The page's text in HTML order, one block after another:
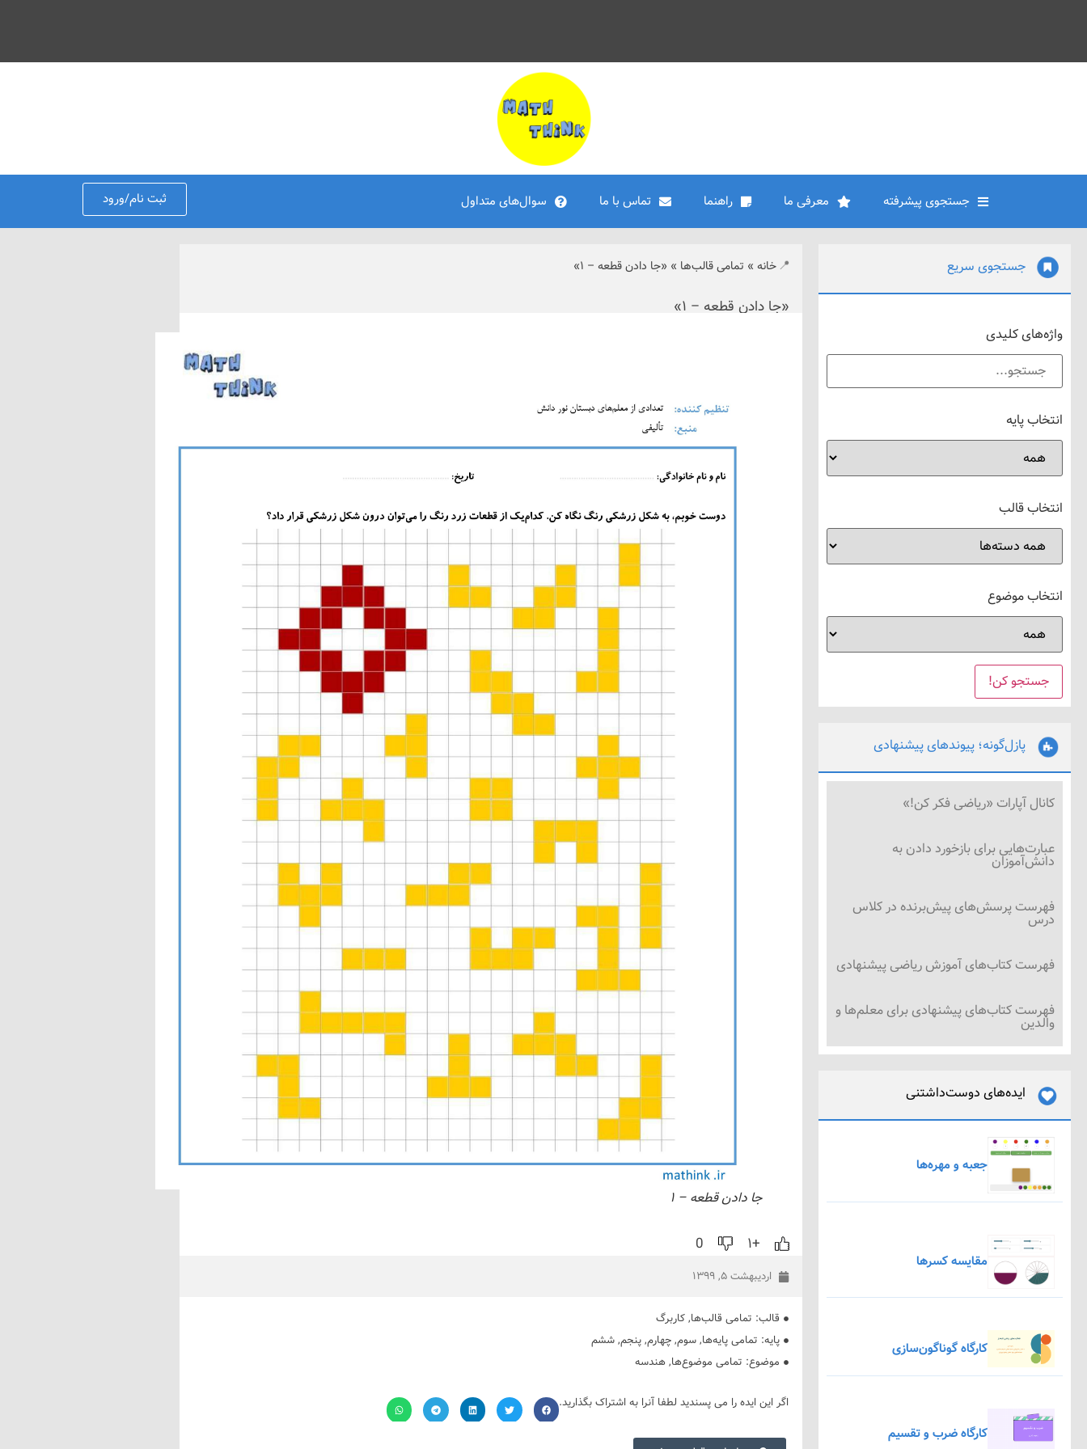
جستجوی پیشرفته معرفی ما راهنما تماس با ما سوال‌های متداول ثبت نام/ورود
جستجوی سریع
واژه‌های کلیدی
انتخاب پایه
انتخاب قالب
انتخاب موضوع
پازل‌گونه؛ پیوندهای پیشنهادی
کانال آپارات «ریاضی فکر کن!»
عبارت‌هایی برای بازخورد دادن به
دانش‌آموزان
فهرست پرسش‌های پیش‌برنده در کلاس
درس
فهرست کتاب‌های آموزش ریاضی پیشنهادی
فهرست کتاب‌های پیشنهادی برای معلم‌ها و
والدین
ایده‌های دوست‌داشتنی
جعبه و مهره‌ها
مقایسه کسرها
کارگاه گوناگون‌سازی
کارگاه ضرب و تقسیم
خانه» تمامی قالب‌ها » «جا دادن قطعه – ۱»
«جا دادن قطعه – ۱»
جا دادن قطعه – ۱
+۱ 0
اردیبهشت ۵, ۱۳۹۹
قالب: تمامی قالب‌ها,کاربرگ
پایه: تمامی پایه‌ها,سوم,چهارم,پنجم,ششم
موضوع: تمامی موضوع‌ها,هندسه
اگر این ایده را می پسندید لطفا آنرا به اشتراک بگذارید.